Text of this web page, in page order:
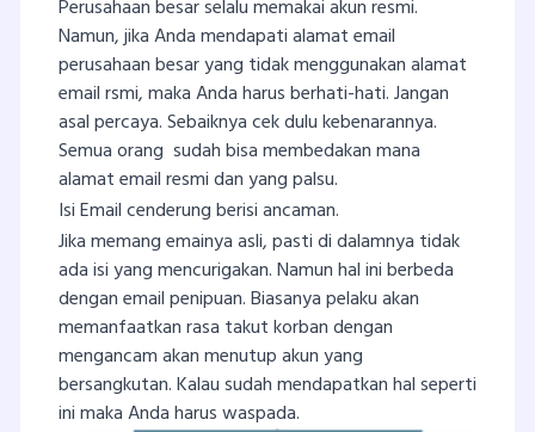
Perusahaan besar selalu memakai akun resmi.
Namun, jika Anda mendapati alamat email
perusahaan besar yang tidak menggunakan alamat
email rsmi, maka Anda harus berhati-hati. Jangan
asal percaya. Sebaiknya cek dulu kebenarannya.
Semua orang sudah bisa membedakan mana
alamat email resmi dan yang palsu.
Isi Email cenderung berisi ancaman.
Jika memang emainya asli, pasti di dalamnya tidak
ada isi yang mencurigakan. Namun hal ini berbeda
dengan email penipuan. Biasanya pelaku akan
memanfaatkan rasa takut korban dengan
mengancam akan menutup akun yang
bersangkutan. Kalau sudah mendapatkan hal seperti
ini maka Anda harus waspada.